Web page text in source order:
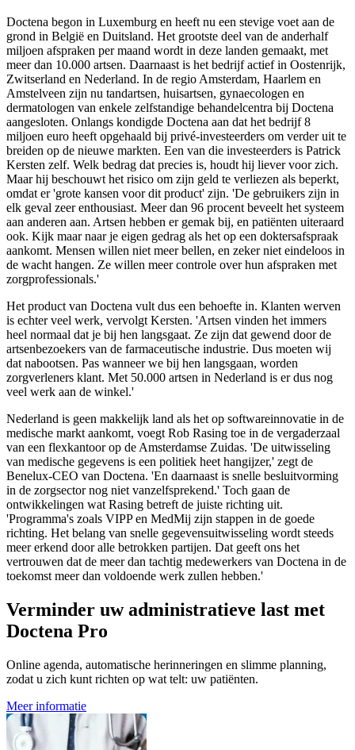
Doctena begon in Luxemburg en heeft nu een stevige voet aan de
grond in België en Duitsland. Het grootste deel van de anderhalf
miljoen afspraken per maand wordt in deze landen gemaakt, met
meer dan 10.000 artsen. Daarnaast is het bedrijf actief in Oostenrijk,
Zwitserland en Nederland. In de regio Amsterdam, Haarlem en
Amstelveen zijn nu tandartsen, huisartsen, gynaecologen en
dermatologen van enkele zelfstandige behandelcentra bij Doctena
aangesloten. Onlangs kondigde Doctena aan dat het bedrijf 8
miljoen euro heeft opgehaald bij privé-investeerders om verder uit te
breiden op de nieuwe markten. Een van die investeerders is Patrick
Kersten zelf. Welk bedrag dat precies is, houdt hij liever voor zich.
Maar hij beschouwt het risico om zijn geld te verliezen als beperkt,
omdat er 'grote kansen voor dit product' zijn. 'De gebruikers zijn in
elk geval zeer enthousiast. Meer dan 96 procent beveelt het systeem
aan anderen aan. Artsen hebben er gemak bij, en patiënten uiteraard
ook. Kijk maar naar je eigen gedrag als het op een doktersafspraak
aankomt. Mensen willen niet meer bellen, en zeker niet eindeloos in
de wacht hangen. Ze willen meer controle over hun afspraken met
zorgprofessionals.'
Het product van Doctena vult dus een behoefte in. Klanten werven
is echter veel werk, vervolgt Kersten. 'Artsen vinden het immers
heel normaal dat je bij hen langsgaat. Ze zijn dat gewend door de
artsenbezoekers van de farmaceutische industrie. Dus moeten wij
dat nabootsen. Pas wanneer we bij hen langsgaan, worden
zorgverleners klant. Met 50.000 artsen in Nederland is er dus nog
veel werk aan de winkel.'
Nederland is geen makkelijk land als het op softwareinnovatie in de
medische markt aankomt, voegt Rob Rasing toe in de vergaderzaal
van een flexkantoor op de Amsterdamse Zuidas. 'De uitwisseling
van medische gegevens is een politiek heet hangijzer,' zegt de
Benelux-CEO van Doctena. 'En daarnaast is snelle besluitvorming
in de zorgsector nog niet vanzelfsprekend.' Toch gaan de
ontwikkelingen wat Rasing betreft de juiste richting uit.
'Programma's zoals VIPP en MedMij zijn stappen in de goede
richting. Het belang van snelle gegevensuitwisseling wordt steeds
meer erkend door alle betrokken partijen. Dat geeft ons het
vertrouwen dat de meer dan tachtig medewerkers van Doctena in de
toekomst meer dan voldoende werk zullen hebben.'
Verminder uw administratieve last met
Doctena Pro
Online agenda, automatische herinneringen en slimme planning,
zodat u zich kunt richten op wat telt: uw patiënten.
Meer informatie